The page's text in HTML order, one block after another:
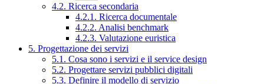
4.2. Ricerca secondaria
4.2.1. Ricerca documentale
4.2.2. Analisi benchmark
4.2.3. Valutazione euristica
5. Progettazione dei servizi
5.1. Cosa sono i servizi e il service design
5.2. Progettare servizi pubblici digitali
5.3. Definire il modello di servizio